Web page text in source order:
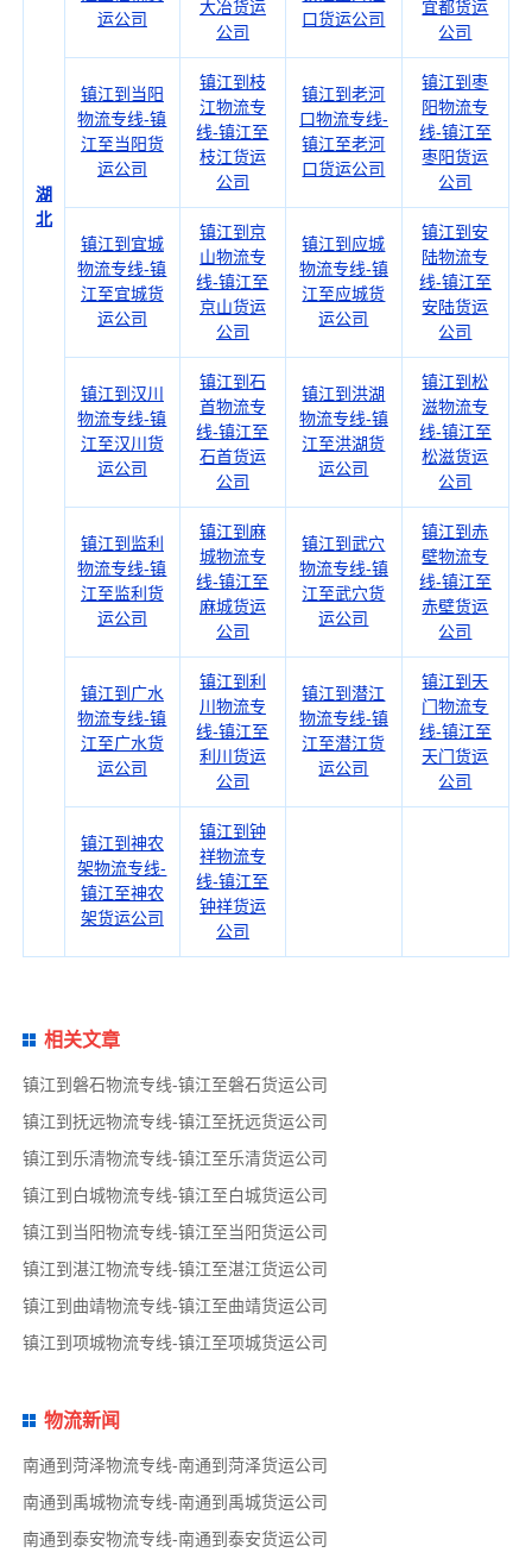
湖
北
运公司
大冶货运
公司
口货运公司
宜都货运
公司
镇江到当阳
物流专线-镇
江至当阳货
运公司
镇江到枝
江物流专
线-镇江至
枝江货运
公司
镇江到老河
口物流专线-
镇江至老河
口货运公司
镇江到枣
阳物流专
线-镇江至
枣阳货运
公司
镇江到宜城
物流专线-镇
江至宜城货
运公司
镇江到京
山物流专
线-镇江至
京山货运
公司
镇江到应城
物流专线-镇
江至应城货
运公司
镇江到安
陆物流专
线-镇江至
安陆货运
公司
镇江到汉川
物流专线-镇
江至汉川货
运公司
镇江到石
首物流专
线-镇江至
石首货运
公司
镇江到洪湖
物流专线-镇
江至洪湖货
运公司
镇江到松
滋物流专
线-镇江至
松滋货运
公司
镇江到监利
物流专线-镇
江至监利货
运公司
镇江到麻
城物流专
线-镇江至
麻城货运
公司
镇江到武穴
物流专线-镇
江至武穴货
运公司
镇江到赤
壁物流专
线-镇江至
赤壁货运
公司
镇江到广水
物流专线-镇
江至广水货
运公司
镇江到利
川物流专
线-镇江至
利川货运
公司
镇江到潜江
物流专线-镇
江至潜江货
运公司
镇江到天
门物流专
线-镇江至
天门货运
公司
镇江到神农
架物流专线-
镇江至神农
架货运公司
镇江到钟
祥物流专
线-镇江至
钟祥货运
公司
相关文章
镇江到磐石物流专线-镇江至磐石货运公司
镇江到抚远物流专线-镇江至抚远货运公司
镇江到乐清物流专线-镇江至乐清货运公司
镇江到白城物流专线-镇江至白城货运公司
镇江到当阳物流专线-镇江至当阳货运公司
镇江到湛江物流专线-镇江至湛江货运公司
镇江到曲靖物流专线-镇江至曲靖货运公司
镇江到项城物流专线-镇江至项城货运公司
物流新闻
南通到菏泽物流专线-南通到菏泽货运公司
南通到禹城物流专线-南通到禹城货运公司
南通到泰安物流专线-南通到泰安货运公司